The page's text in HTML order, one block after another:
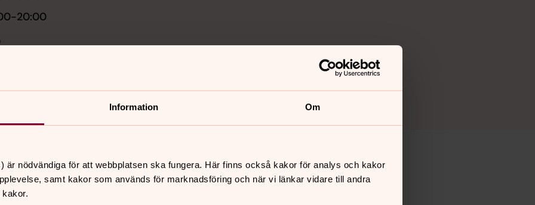
Information Om
är nödvändiga för att webbplatsen ska fungera. Här finns också kakor för analys och kakor
samt kakor som används för marknadsföring och när vi länkar vidare till andra
20:00